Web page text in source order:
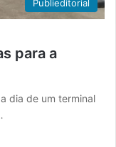
Publieditorial
para a
dia de um terminal